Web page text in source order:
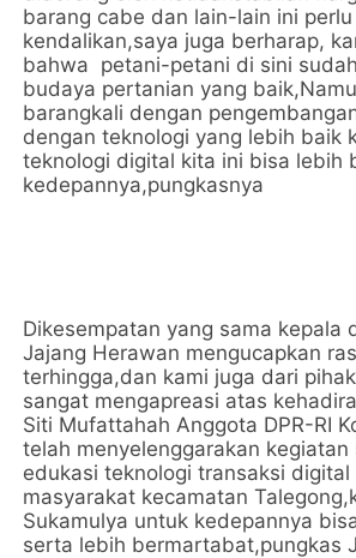
barang cabe dan lain-lain ini
kendalikan,saya juga berharap,
bahwa petani-petani di sini
budaya pertanian yang
barangkali dengan
dengan teknologi yang lebih baik
teknologi digital kita ini bisa lebih
kedepannya,pungkasnya
Dikesempatan yang sama kepala
Jajang Herawan mengucapkan
terhingga,dan kami juga dari
sangat mengapreasi atas
Siti Mufattahah Anggota DPR-RI
telah menyelenggarakan kegiatan
edukasi teknologi transaksi digital
masyarakat kecamatan
Sukamulya untuk kedepannya
serta lebih bermartabat,pungkas